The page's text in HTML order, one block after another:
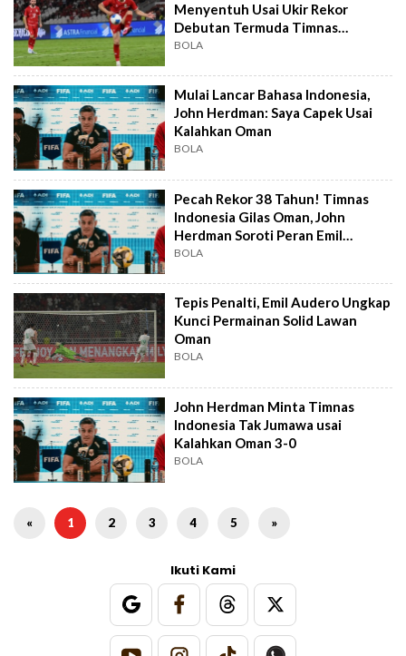
Menyentuh Usai Ukir Rekor
Debutan Termuda Timnas
Indonesia
BOLA
Mulai Lancar Bahasa Indonesia,
John Herdman: Saya Capek Usai
Kalahkan Oman
BOLA
Pecah Rekor 38 Tahun! Timnas
Indonesia Gilas Oman, John
Herdman Soroti Peran Emil
Audero
BOLA
Tepis Penalti, Emil Audero Ungkap
Kunci Permainan Solid Lawan
Oman
BOLA
John Herdman Minta Timnas
Indonesia Tak Jumawa usai
Kalahkan Oman 3-0
BOLA
« 1 2 3 4 5 »
Ikuti Kami